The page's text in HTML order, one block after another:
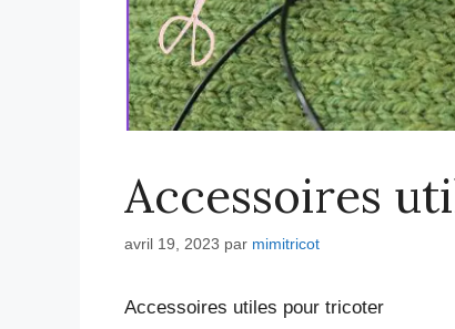
Accessoires
avril 19, 2023 par mimitricot
Accessoires utiles pour tricoter